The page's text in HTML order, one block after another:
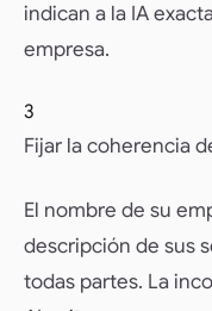
indican a la IA
empresa.
3
Fijar la coherencia
El nombre de su
descripción de sus
todas partes. La